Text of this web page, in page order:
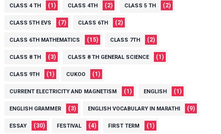
CLASS 4 TH (1) CLASS 4TH (2) CLASS 5 TH (2)
CLASS 5TH EVS (7) CLASS 6TH (2)
CLASS 6TH MATHEMATICS (15) CLASS 7TH (2)
CLASS 8 TH (3) CLASS 8 TH GENERAL SCIENCE (1)
CLASS 9TH (1) CUKOO (1)
CURRENT ELECTRICITY AND MAGNETISM (1) ENGLISH (1)
ENGLISH GRAMMER (3) ENGLISH VOCABULARY IN MARATHI (9)
ESSAY (30) FESTIVAL (4) FIRST TERM (1)